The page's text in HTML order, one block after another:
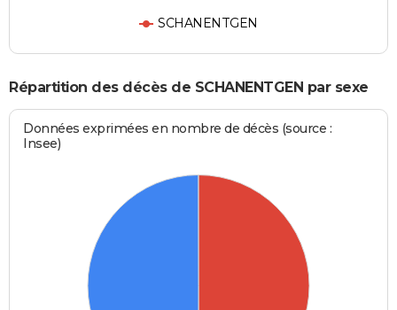
SCHANENTGEN
Répartition des décès de SCHANENTGEN par sexe
Données exprimées en nombre de décès (source :
Insee)